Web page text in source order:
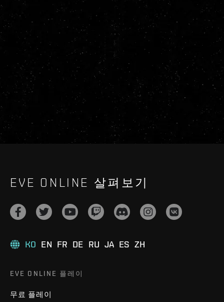
EVE ONLINE 살펴보기
KO EN FR DE RU JA ES ZH
EVE ONLINE 플레이
무료 플레이